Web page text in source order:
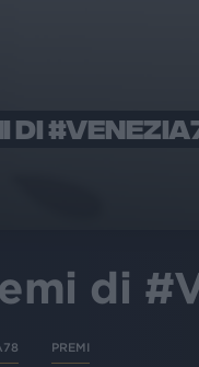
DI
di
PREMI